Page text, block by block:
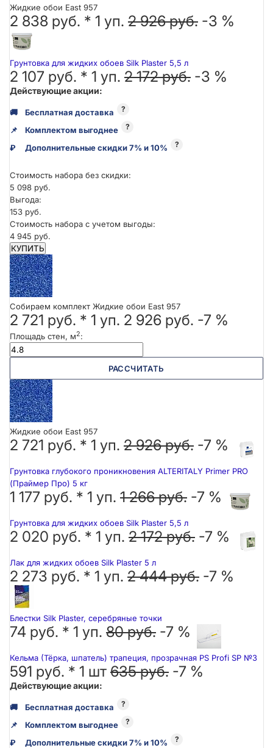
Жидкие обои East 957
2 838 руб. * 1 уп. 2 926 руб. -3 %
Грунтовка для жидких обоев Silk Plaster 5,5 л
2 107 руб. * 1 уп. 2 172 руб. -3 %
Действующие акции:
🚚 Бесплатная доставка ?
📌 Комплектом выгоднее ?
₽ Дополнительные скидки 7% и 10% ?
Стоимость набора без скидки:
5 098 руб.
Выгода:
153 руб.
Стоимость набора с учетом выгоды:
4 945 руб.
КУПИТЬ
Собираем комплект Жидкие обои East 957
2 721 руб. * 1 уп. 2 926 руб. -7 %
Площадь стен, м2:
РАССЧИТАТЬ
Жидкие обои East 957
2 721 руб. * 1 уп. 2 926 руб. -7 %
Грунтовка глубокого проникновения ALTERITALY Primer PRO
(Праймер Про) 5 кг
1 177 руб. * 1 уп. 1 266 руб. -7 %
Грунтовка для жидких обоев Silk Plaster 5,5 л
2 020 руб. * 1 уп. 2 172 руб. -7 %
Лак для жидких обоев Silk Plaster 5 л
2 273 руб. * 1 уп. 2 444 руб. -7 %
Блестки Silk Plaster, серебряные точки
74 руб. * 1 уп. 80 руб. -7 %
Кельма (Тёрка, шпатель) трапеция, прозрачная PS Profi SP №3
591 руб. * 1 шт 635 руб. -7 %
Действующие акции:
🚚 Бесплатная доставка ?
📌 Комплектом выгоднее ?
₽ Дополнительные скидки 7% и 10% ?